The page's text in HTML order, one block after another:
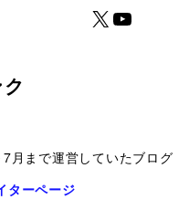
月まで運営していたブログ
ターページ